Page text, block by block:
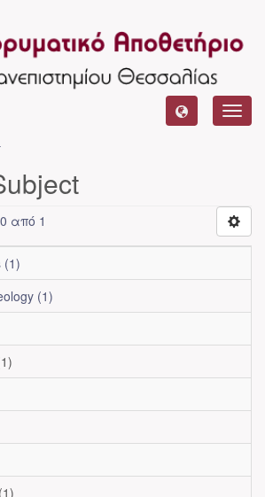
από 1
(1)
(1)